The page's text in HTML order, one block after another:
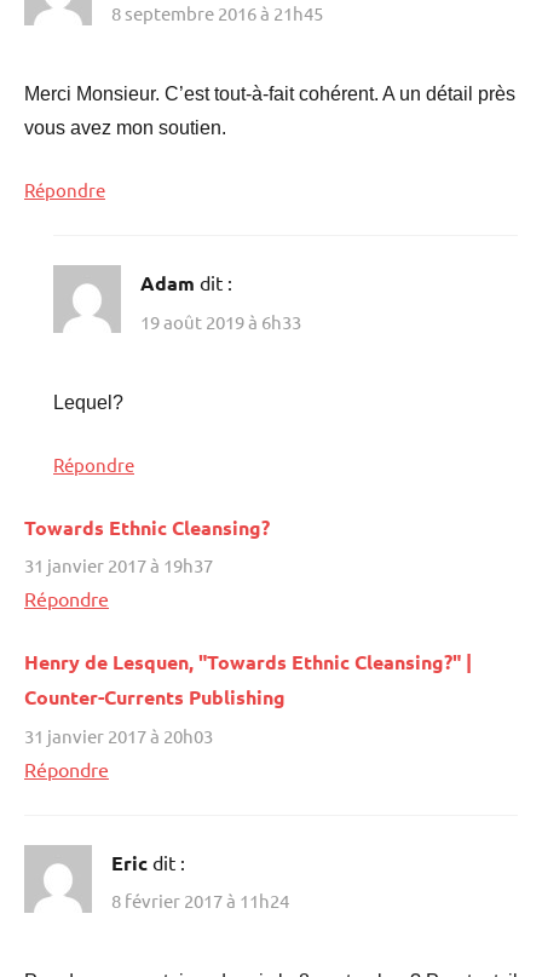
8 septembre 2016 à 21h45
Merci Monsieur. C’est tout-à-fait cohérent. A un détail près
vous avez mon soutien.
Répondre
Adam dit :
19 août 2019 à 6h33
Lequel?
Répondre
Towards Ethnic Cleansing?
31 janvier 2017 à 19h37
Répondre
Henry de Lesquen, "Towards Ethnic Cleansing?" |
Counter-Currents Publishing
31 janvier 2017 à 20h03
Répondre
Eric dit :
8 février 2017 à 11h24